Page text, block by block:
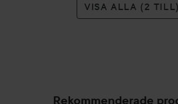
VISA ALLA (2 TILL)
Rekommenderade